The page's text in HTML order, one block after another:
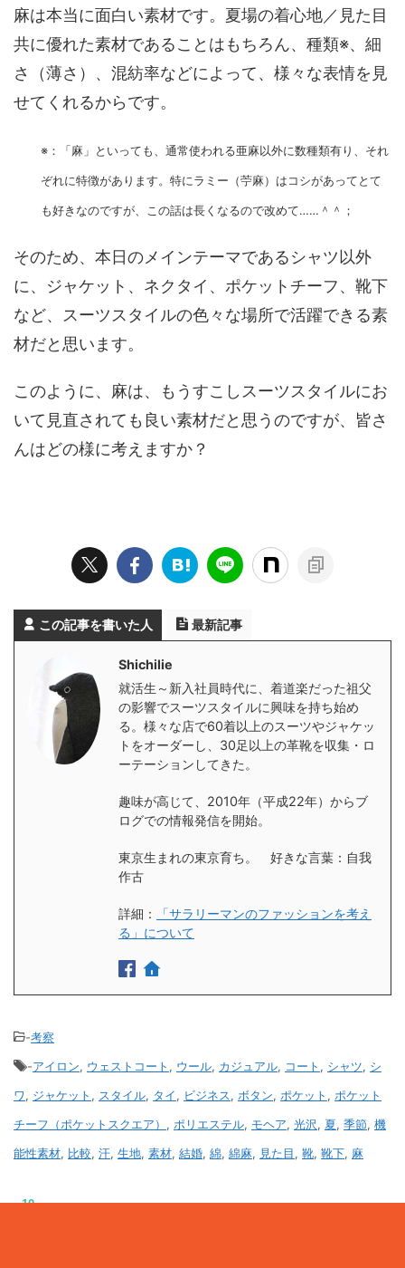
麻は本当に面白い素材です。夏場の着心地／見た目
共に優れた素材であることはもちろん、種類※、細
さ（薄さ）、混紡率などによって、様々な表情を見
せてくれるからです。
※：「麻」といっても、通常使われる亜麻以外に数種類有り、それ
ぞれに特徴があります。特にラミー（苧麻）はコシがあってとて
も好きなのですが、この話は長くなるので改めて……＾＾；
そのため、本日のメインテーマであるシャツ以外
に、ジャケット、ネクタイ、ポケットチーフ、靴下
など、スーツスタイルの色々な場所で活躍できる素
材だと思います。
このように、麻は、もうすこしスーツスタイルにお
いて見直されても良い素材だと思うのですが、皆さ
んはどの様に考えますか？
この記事を書いた人 最新記事
Shichilie
就活生～新入社員時代に、着道楽だった祖父
の影響でスーツスタイルに興味を持ち始め
る。様々な店で60着以上のスーツやジャケッ
トをオーダーし、30足以上の革靴を収集・ロ
ーテーションしてきた。
趣味が高じて、2010年（平成22年）からブ
ログでの情報発信を開始。
東京生まれの東京育ち。 好きな言葉：自我
作古
詳細：
「サラリーマンのファッションを考え
る」について
-考察
-アイロン, ウェストコート , ウール, カジュアル, コート , シャツ, シ
ワ, ジャケット , スタイル, タイ, ビジネス, ボタン, ポケット , ポケット
チーフ（ポケットスクエア） , ポリエステル, モヘア, 光沢, 夏, 季節, 機
能性素材, 比較, 汗, 生地, 素材, 結婚, 綿, 綿麻, 見た目, 靴, 靴下, 麻
10